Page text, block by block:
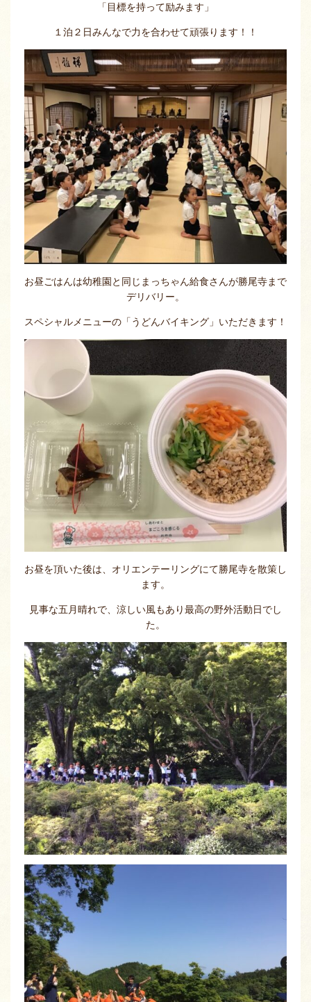
「目標を持って励みます」
１泊２日みんなで力を合わせて頑張ります！！
お昼ごはんは幼稚園と同じまっちゃん給食さんが勝尾寺まで
デリバリー。
スペシャルメニューの「うどんバイキング」いただきます！
お昼を頂いた後は、オリエンテーリングにて勝尾寺を散策し
ます。
見事な五月晴れで、涼しい風もあり最高の野外活動日でし
た。